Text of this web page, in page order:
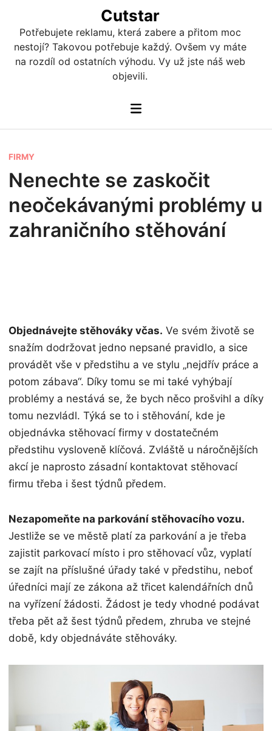
content
Cutstar
Potřebujete reklamu, která zabere a přitom moc
nestojí? Takovou potřebuje každý. Ovšem vy máte
na rozdíl od ostatních výhodu. Vy už jste náš web
objevili.
Main
P
o
s
e
d
FIRMY
Nenechte se zaskočit
neočekávanými problémy u
zahraničního stěhování
Objednávejte stěhováky včas. Ve svém životě se
snažím dodržovat jedno nepsané pravidlo, a sice
provádět vše v předstihu a ve stylu „nejdřív práce a
potom zábava“. Díky tomu se mi také vyhýbají
problémy a nestává se, že bych něco prošvihl a díky
tomu nezvládl. Týká se to i stěhování, kde je
objednávka stěhovací firmy v dostatečném
předstihu vysloveně klíčová. Zvláště u náročnějších
akcí je naprosto zásadní kontaktovat stěhovací
firmu třeba i šest týdnů předem.
Nezapomeňte na parkování stěhovacího vozu.
Jestliže se ve městě platí za parkování a je třeba
zajistit parkovací místo i pro stěhovací vůz, vyplatí
se zajít na příslušné úřady také v předstihu, neboť
úředníci mají ze zákona až třicet kalendářních dnů
na vyřízení žádosti. Žádost je tedy vhodné podávat
třeba pět až šest týdnů předem, zhruba ve stejné
době, kdy objednáváte stěhováky.